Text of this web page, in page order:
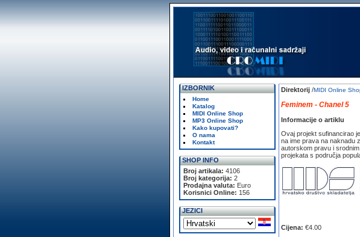
IZBORNIK
Home
Katalog
MIDI Online Shop
MP3 Online Shop
Kako kupovati?
O nama
Kontakt
SHOP INFO
Broj artikala: 4106
Broj kategorija: 2
Prodajna valuta: Euro
Korisnici Online: 156
JEZICI
Direktorij /MIDI Online
Feminem - Chanel 5
Informacije o artiklu
Ovaj projekt sufinancirao
na ime prava na naknadu
autorskom pravu i
projekata s područja
Cijena: €4.00